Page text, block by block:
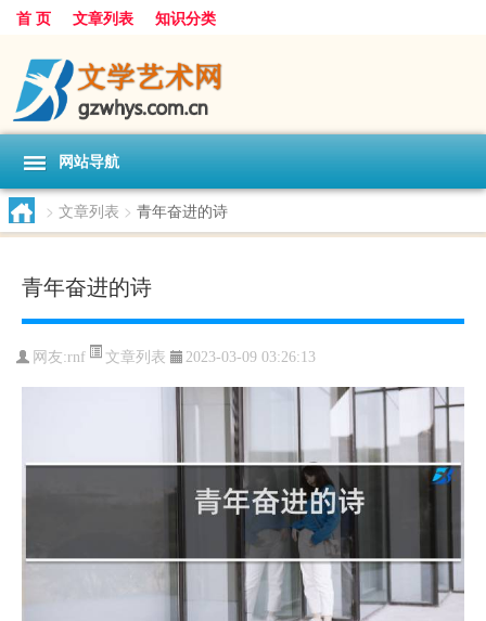
首 页 文章列表 知识分类
网站导航
> 文章列表 > 青年奋进的诗
青年奋进的诗
网友:rnf 文章列表 2023-03-09 03:26:13